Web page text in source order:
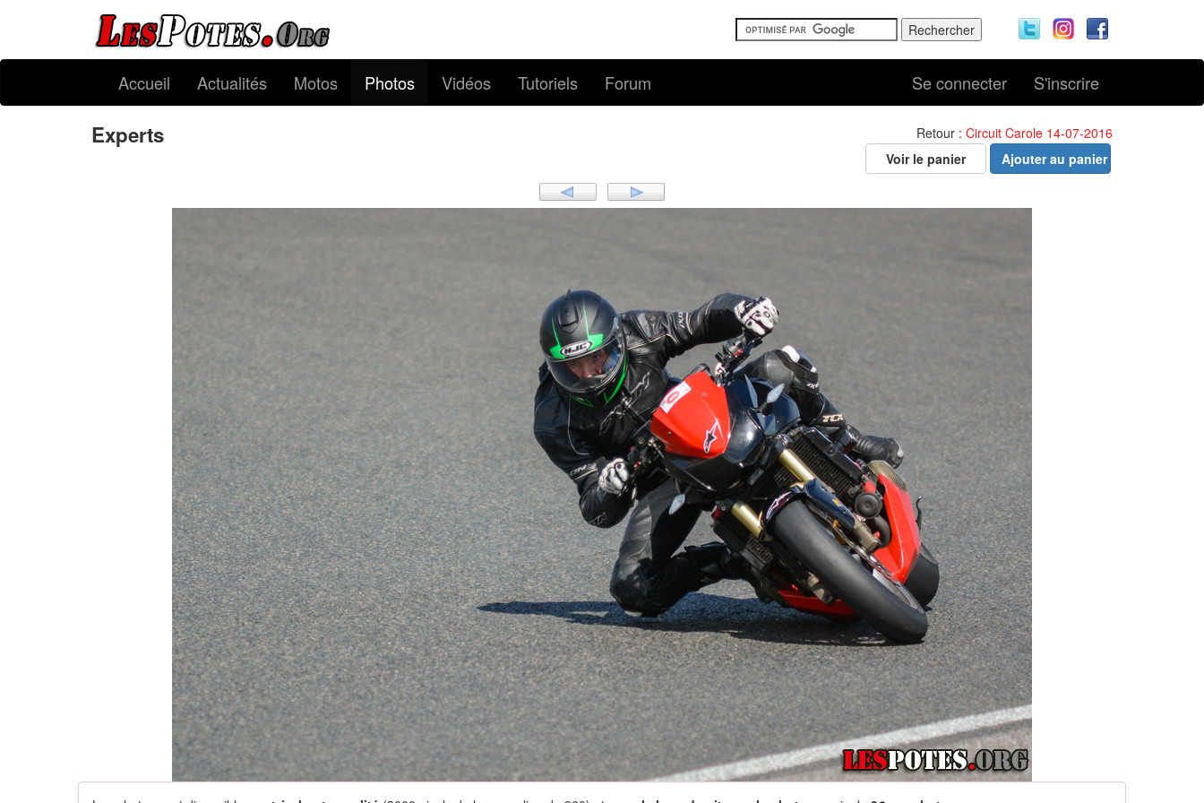
Accueil Actualités Motos Photos Vidéos Tutoriels Forum Se connecter S'inscrire
Experts Retour : Circuit Carole 14-07-2016